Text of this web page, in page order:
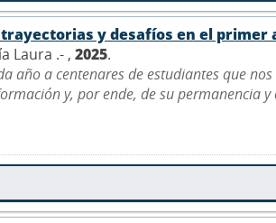
y desafíos en el primer
Laura .- , 2025.
año a centenares de estudiantes que
y, por ende, de su permanencia